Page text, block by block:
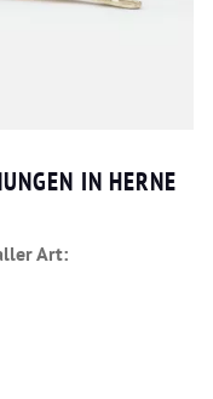
IN HERNE
Art: